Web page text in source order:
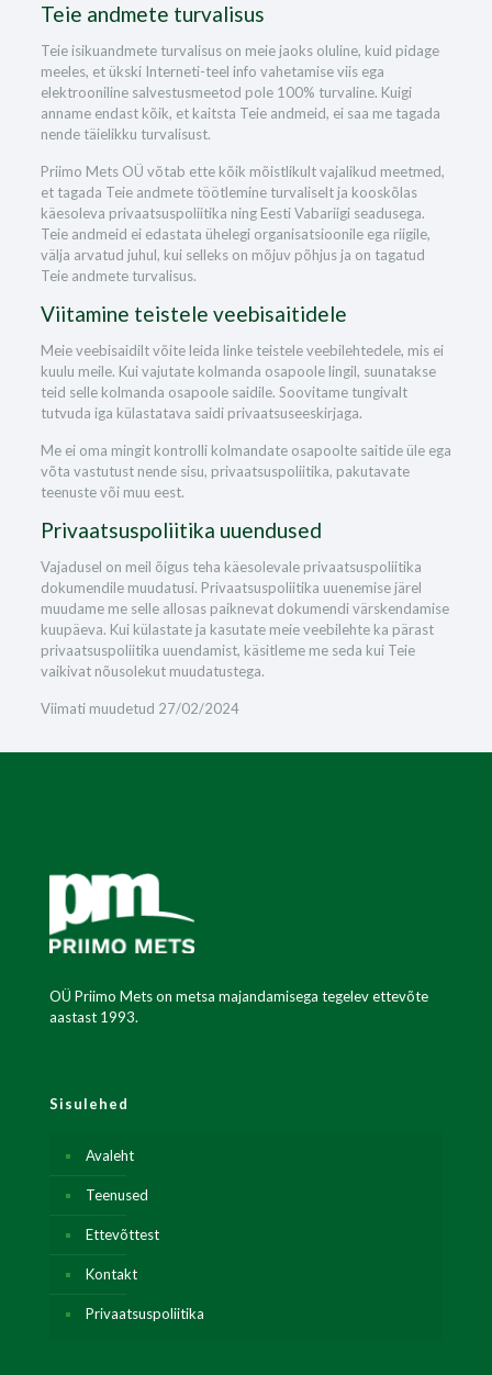
Teie andmete turvalisus
Teie isikuandmete turvalisus on meie jaoks oluline, kuid pidage
meeles, et ükski Interneti-teel info vahetamise viis ega
elektrooniline salvestusmeetod pole 100% turvaline. Kuigi
anname endast kõik, et kaitsta Teie andmeid, ei saa me tagada
nende täielikku turvalisust.
Priimo Mets OÜ võtab ette kõik mõistlikult vajalikud meetmed,
et tagada Teie andmete töötlemine turvaliselt ja kooskõlas
käesoleva privaatsuspoliitika ning Eesti Vabariigi seadusega.
Teie andmeid ei edastata ühelegi organisatsioonile ega riigile,
välja arvatud juhul, kui selleks on mõjuv põhjus ja on tagatud
Teie andmete turvalisus.
Viitamine teistele veebisaitidele
Meie veebisaidilt võite leida linke teistele veebilehtedele, mis ei
kuulu meile. Kui vajutate kolmanda osapoole lingil, suunatakse
teid selle kolmanda osapoole saidile. Soovitame tungivalt
tutvuda iga külastatava saidi privaatsuseeskirjaga.
Me ei oma mingit kontrolli kolmandate osapoolte saitide üle ega
võta vastutust nende sisu, privaatsuspoliitika, pakutavate
teenuste või muu eest.
Privaatsuspoliitika uuendused
Vajadusel on meil õigus teha käesolevale privaatsuspoliitika
dokumendile muudatusi. Privaatsuspoliitika uuenemise järel
muudame me selle allosas paiknevat dokumendi värskendamise
kuupäeva. Kui külastate ja kasutate meie veebilehte ka pärast
privaatsuspoliitika uuendamist, käsitleme me seda kui Teie
vaikivat nõusolekut muudatustega.
Viimati muudetud 27/02/2024
OÜ Priimo Mets on metsa majandamisega tegelev ettevõte
aastast 1993.
Sisulehed
Avaleht
Teenused
Ettevõttest
Kontakt
Privaatsuspoliitika